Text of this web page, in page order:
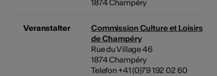
1874 Champéry
Veranstalter
Commission Culture et Loisirs
de Champéry
Rue du Village 46
1874 Champéry
Telefon +41 (0)79 192 02 60